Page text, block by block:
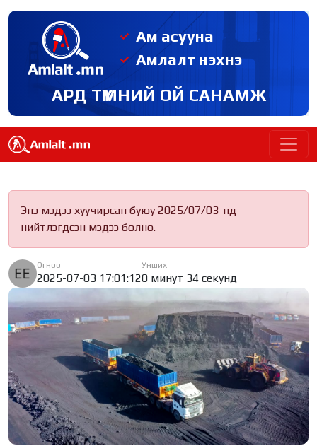
Ам асууна
Амлалт нэхнэ
АРД ТҮМНИЙ ОЙ САНАМЖ
Энэ мэдээ хуучирсан буюу 2025/07/03-нд
нийтлэгдсэн мэдээ болно.
Огноо
2025-07-03 17:01:12
Унших
0 минут 34 секунд